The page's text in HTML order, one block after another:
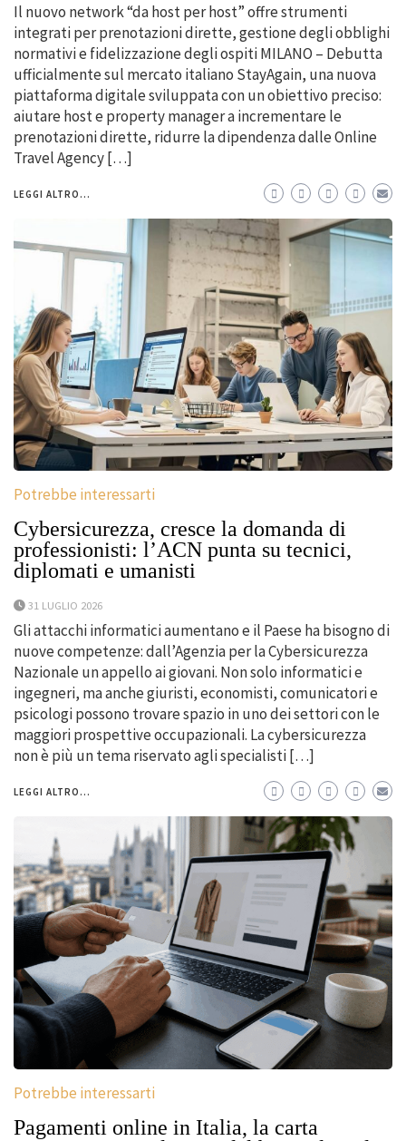
Il nuovo network “da host per host” offre strumenti
integrati per prenotazioni dirette, gestione degli obblighi
normativi e fidelizzazione degli ospiti MILANO – Debutta
ufficialmente sul mercato italiano StayAgain, una nuova
piattaforma digitale sviluppata con un obiettivo preciso:
aiutare host e property manager a incrementare le
prenotazioni dirette, ridurre la dipendenza dalle Online
Travel Agency […]
LEGGI ALTRO...
Potrebbe interessarti
Cybersicurezza, cresce la domanda di
professionisti: l’ACN punta su tecnici,
diplomati e umanisti
31 LUGLIO 2026
Gli attacchi informatici aumentano e il Paese ha bisogno di
nuove competenze: dall’Agenzia per la Cybersicurezza
Nazionale un appello ai giovani. Non solo informatici e
ingegneri, ma anche giuristi, economisti, comunicatori e
psicologi possono trovare spazio in uno dei settori con le
maggiori prospettive occupazionali. La cybersicurezza
non è più un tema riservato agli specialisti […]
LEGGI ALTRO...
Potrebbe interessarti
Pagamenti online in Italia, la carta